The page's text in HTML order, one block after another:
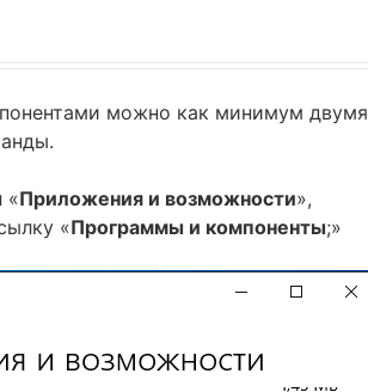
можно как минимум двумя
«Приложения и возможности»,
«Программы и компоненты;»